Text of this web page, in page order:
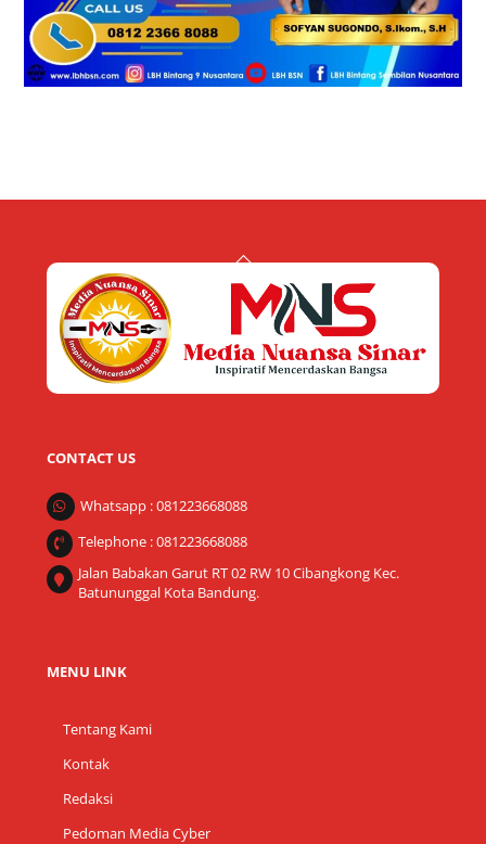
Back
Top
CONTACT US
Whatsapp : 081223668088
Telephone : 081223668088
Jalan Babakan Garut RT 02 RW 10 Cibangkong Kec.
Batununggal Kota Bandung.
MENU LINK
Tentang Kami
Kontak
Redaksi
Pedoman Media Cyber